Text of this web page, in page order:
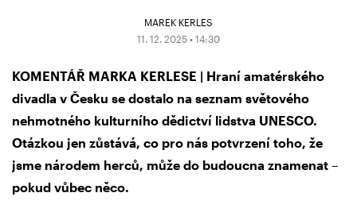
MAREK KERLES
11. 12. 2025 • 14:30
KOMENTÁŘ MARKA KERLESE | Hraní amatérského
divadla v Česku se dostalo na seznam světového
nehmotného kulturního dědictví lidstva UNESCO.
Otázkou jen zůstává, co pro nás potvrzení toho, že
jsme národem herců, může do budoucna znamenat –
pokud vůbec něco.